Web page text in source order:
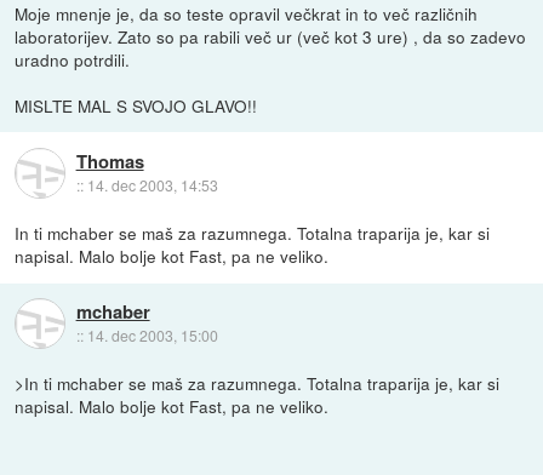
Moje mnenje je, da so teste opravil večkrat in to več različnih
laboratorijev. Zato so pa rabili več ur (več kot 3 ure) , da so zadevo
uradno potrdili.
MISLTE MAL S SVOJO GLAVO!!
Thomas
:: 14. dec 2003, 14:53
In ti mchaber se maš za razumnega. Totalna traparija je, kar si
napisal. Malo bolje kot Fast, pa ne veliko.
mchaber
:: 14. dec 2003, 15:00
>In ti mchaber se maš za razumnega. Totalna traparija je, kar si
napisal. Malo bolje kot Fast, pa ne veliko.